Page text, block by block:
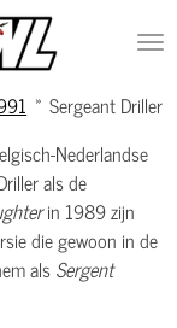
» Sergeant Driller
Nederlandse
als de
in 1989 zijn
die gewoon in de
alsSergent